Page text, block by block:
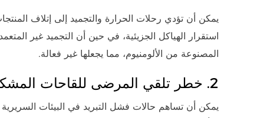
يمكن أن تؤدي رحلات الحرارة والتجميد إلى إتلاف
استقرار الهياكل الجزيئية، في حين أن التجميد غير
المصنوعة من الألومنيوم، مما يجعلها غير فعالة.
2. خطر تلقي المرضى للقاحات المشكوك فيها
يمكن أن تساهم حالات فشل التبريد في البيئات